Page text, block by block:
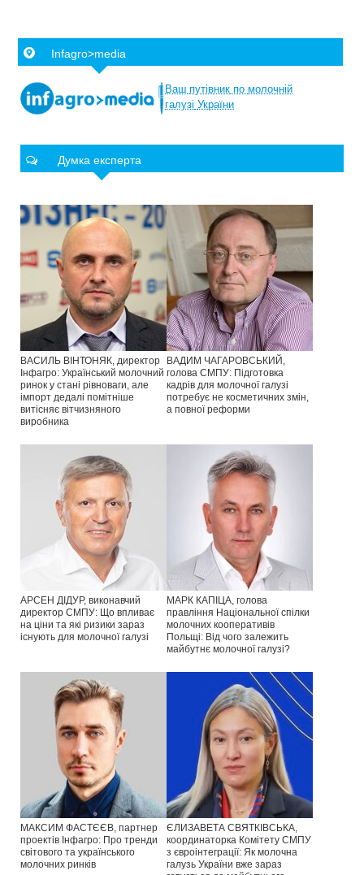
Infagro>media
Ваш путівник по молочній
галузі України
Думка експерта
ВАСИЛЬ ВІНТОНЯК, директор
Інфагро: Український молочний
ринок у стані рівноваги, але
імпорт дедалі помітніше
витісняє вітчизняного
виробника
ВАДИМ ЧАГАРОВСЬКИЙ,
голова СМПУ: Підготовка
кадрів для молочної галузі
потребує не косметичних змін,
а повної реформи
АРСЕН ДІДУР, виконавчий
директор СМПУ: Що впливає
на ціни та які ризики зараз
існують для молочної галузі
МАРК КАПІЦА, голова
правління Національної спілки
молочних кооперативів
Польщі: Від чого залежить
майбутнє молочної галузі?
МАКСИМ ФАСТЄЄВ, партнер
проектів Інфагро: Про тренди
світового та українського
молочних ринків
ЄЛИЗАВЕТА СВЯТКІВСЬКА,
координаторка Комітету СМПУ
з євроінтеграції: Як молочна
галузь України вже зараз